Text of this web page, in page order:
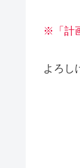
※「計
よろし